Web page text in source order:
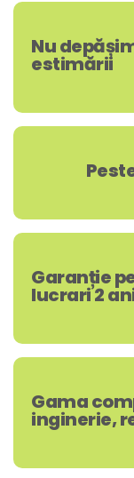
Nu
estimării
Garanție
lucrari 2
Gama
inginerie,